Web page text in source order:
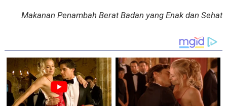
Makanan Penambah Berat Badan yang Enak dan Sehat